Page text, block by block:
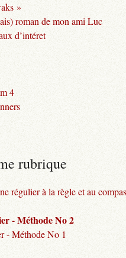
»
roman de mon ami Luc
d’intéret
4
rubrique
régulier à la règle et au
- Méthode No 2
- Méthode No 1